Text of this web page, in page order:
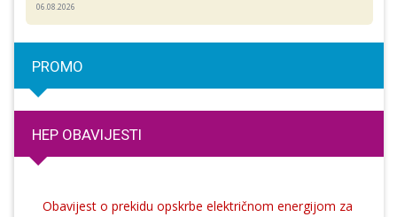
06.08.2026
PROMO
HEP OBAVIJESTI
Obavijest o prekidu opskrbe električnom energijom za